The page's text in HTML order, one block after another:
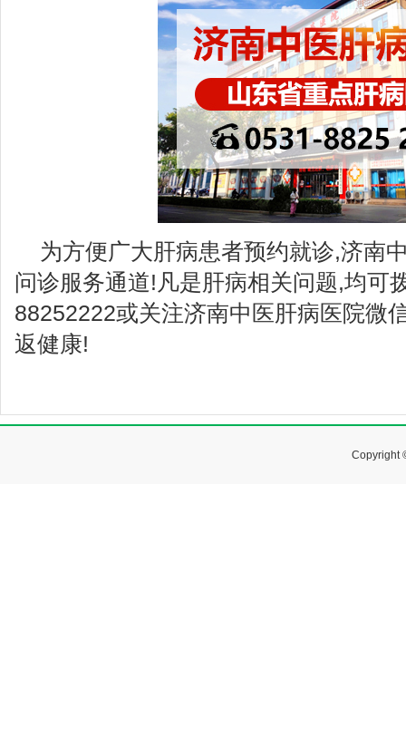
为方便广大肝病患者预约就诊,济南
问诊服务通道!凡是肝病相关问题,均可
88252222或关注济南中医肝病医院微
返健康!
Copyright